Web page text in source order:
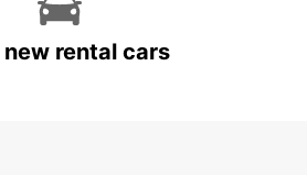
new rental cars